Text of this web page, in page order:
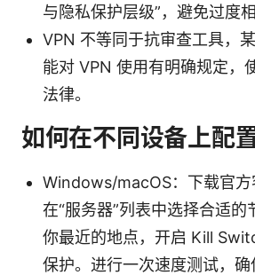
与隐私保护层级”，避免过度相
VPN 不等同于抗审查工具，
能对 VPN 使用有明确规定，
法律。
如何在不同设备上配
Windows/macOS：下载官方
在“服务器”列表中选择合适的
你最近的地点，开启 Kill
保护。进行一次速度测试，